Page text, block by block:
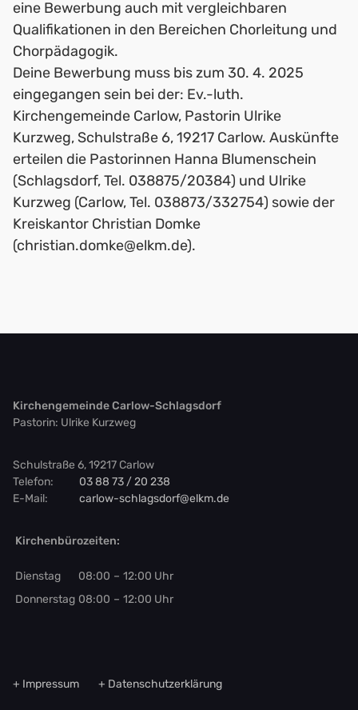
eine Bewerbung auch mit vergleichbaren
Qualifikationen in den Bereichen Chorleitung und
Chorpädagogik.
Deine Bewerbung muss bis zum 30. 4. 2025
eingegangen sein bei der: Ev.-luth.
Kirchengemeinde Carlow, Pastorin Ulrike
Kurzweg, Schulstraße 6, 19217 Carlow. Auskünfte
erteilen die Pastorinnen Hanna Blumenschein
(Schlagsdorf, Tel. 038875/20384) und Ulrike
Kurzweg (Carlow, Tel. 038873/332754) sowie der
Kreiskantor Christian Domke
(christian.domke@elkm.de).
Kirchengemeinde Carlow-Schlagsdorf
Pastorin: Ulrike Kurzweg
Schulstraße 6, 19217 Carlow
Telefon:
03 88 73 / 20 238
E-Mail:
carlow-schlagsdorf@elkm.de
Kirchenbürozeiten:
Dienstag 08:00 – 12:00 Uhr
Donnerstag 08:00 – 12:00 Uhr
Impressum Datenschutzerklärung